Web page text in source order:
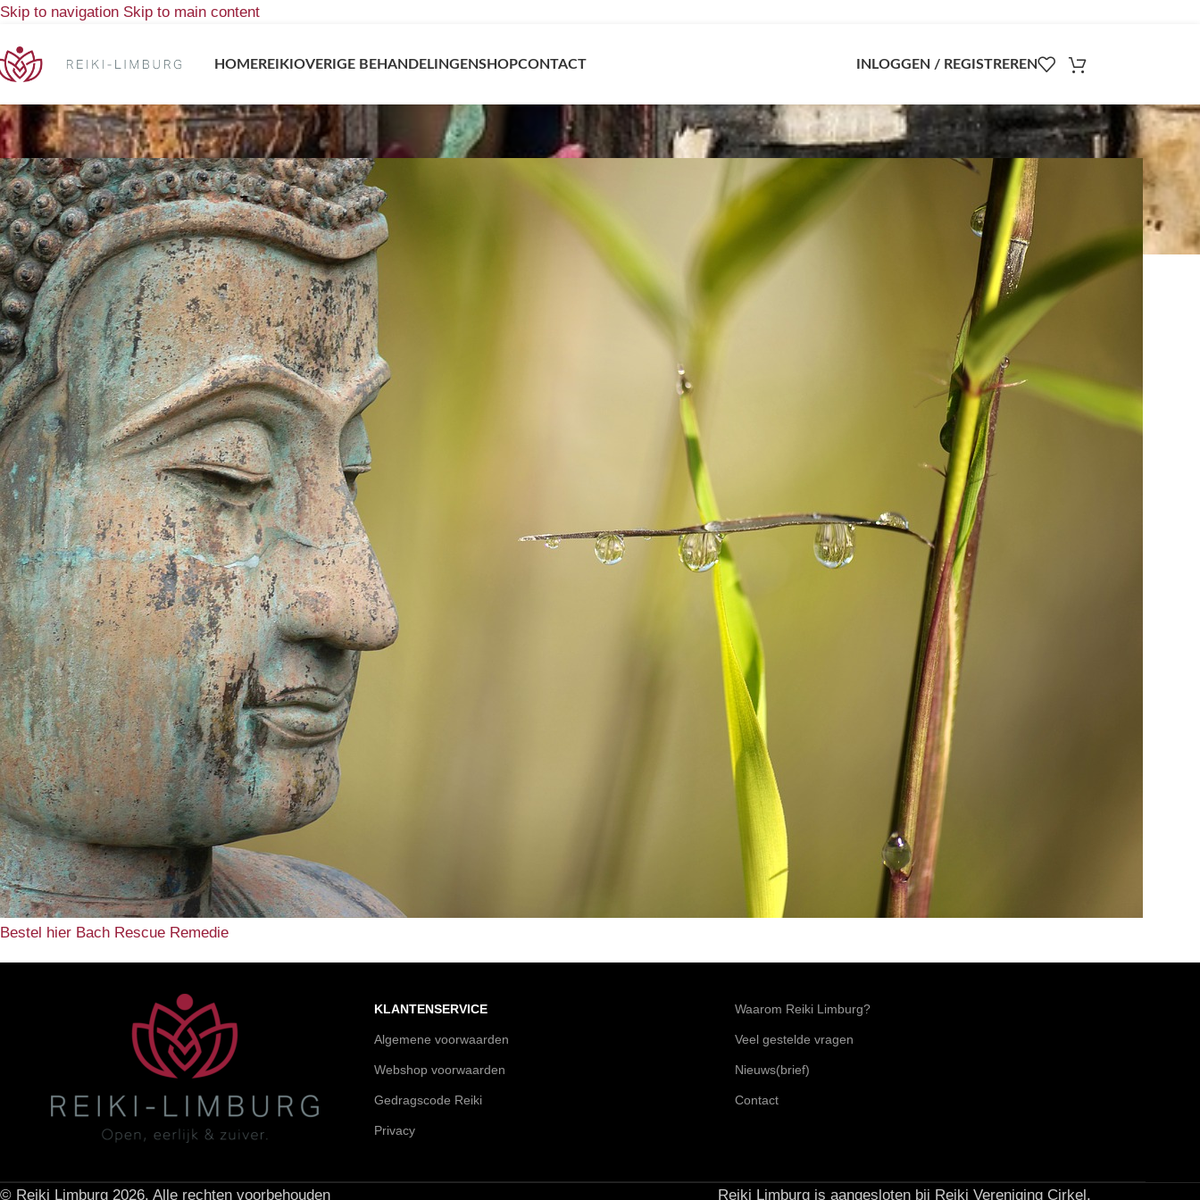
Skip to navigation Skip to main content
HOMEREIKIOVERIGE BEHANDELINGENSHOPCONTACT INLOGGEN / REGISTREREN
Bach Rescue Remedy
Home/ Bach Bloesems/ Bach Rescue Remedy
Bach RESCUE® is een voedingssupplement op natuurlijke basis met de vijf Bach bloesems Cherry Plum, Clematis, Impatiens, Rock Rose en Star of Bethlehem.
Gemakkelijk in gebruik. Overal en altijd.
Bach Rescue is een tinctuur van een bloesemmix en bestaat uit vijf Bach bloesems: Rock Rose (zonneroosje), Clematis (bosrank), Impatiens (reuzenbalsemien),
Cherry Plum (kerspruim) en Star of Bethlehem (vogelmelk). Het helpt het beste uit jezelf te halen in situaties zoals een (rij)examen, tandartsbezoek, het geven van
een presentatie, afzwemmen bij kinderen etc.
Bestel hier Bach Rescue Remedie
KLANTENSERVICE
Algemene voorwaarden
Webshop voorwaarden
Gedragscode Reiki
Privacy
Waarom Reiki Limburg?
Veel gestelde vragen
Nieuws(brief)
Contact
© Reiki Limburg 2026. Alle rechten voorbehouden Reiki Limburg is aangesloten bij Reiki Vereniging Cirkel.